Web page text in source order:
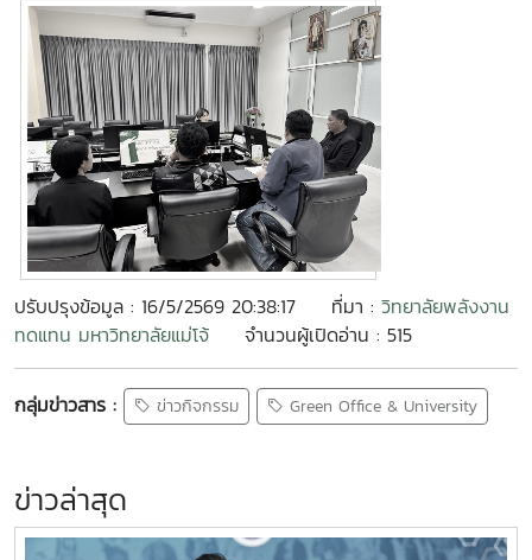
ปรับปรุงข้อมูล : 16/5/2569 20:38:17 ที่มา : วิทยาลัยพลังงาน
ทดแทน มหาวิทยาลัยแม่โจ้
จำนวนผู้เปิดอ่าน : 515
กลุ่มข่าวสาร : ข่าวกิจกรรม Green Office & University
ข่าวล่าสุด